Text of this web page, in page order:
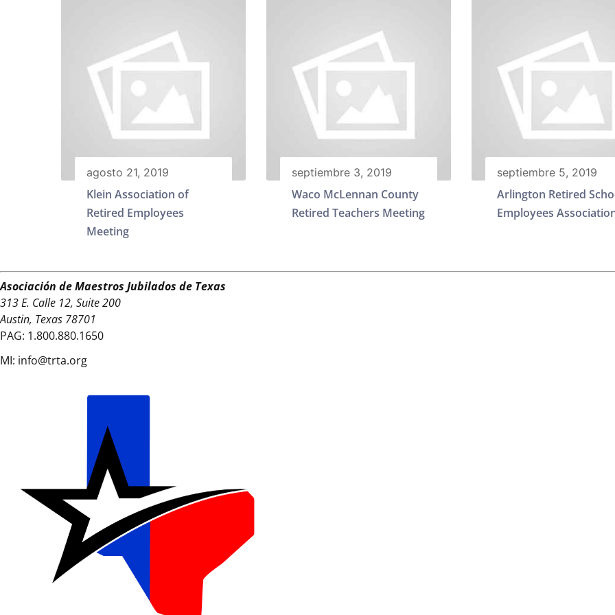
agosto 21, 2019
Klein Association of
Retired Employees
Meeting
septiembre 3, 2019
Waco McLennan County
Retired Teachers Meeting
septiembre 5, 2019
Arlington Retired
Employees
Asociación de Maestros Jubilados de Texas
313 E. Calle 12, Suite 200
Austin, Texas 78701
PAG: 1.800.880.1650
MI: info@trta.org